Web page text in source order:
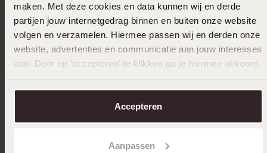
maken. Met deze cookies en data kunnen wij en derde
partijen jouw internetgedrag binnen en buiten onze website
volgen en verzamelen. Hiermee passen wij en derden onze
website, advertenties en communicatie aan jouw interesses
aan. Door op ‘accepteren’ te klikken ga je hiermee akkoord.
over in onscookiebeleid.
Accepteren
Aanpassen
08-02-2025 - R W.
Zeer te vreden
Selecteer maat & bestel